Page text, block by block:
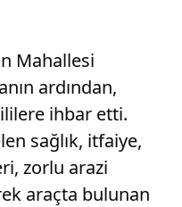
Mahallesi
ardından,
ihbar etti.
sağlık, itfaiye,
zorlu arazi
araçta bulunan